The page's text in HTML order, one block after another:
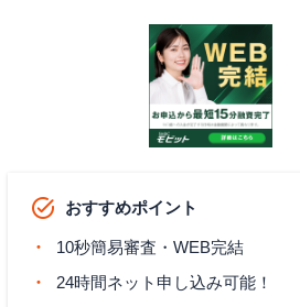
おすすめポイント
10秒簡易審査・WEB完結
24時間ネット申し込み可能！